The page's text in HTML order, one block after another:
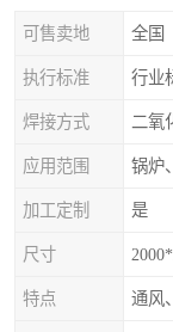
可售卖地 全国
执行标准 行业
焊接方式 二氧
应用范围 锅炉
加工定制 是
尺寸
特点 通风